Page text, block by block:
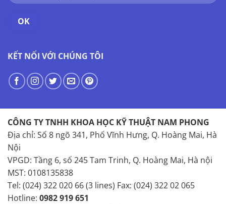
KẾT NỐI VỚI CHÚNG TÔI
CÔNG TY TNHH KHOA HỌC KỸ THUẬT NAM PHONG
Địa chỉ: Số 8 ngõ 341, Phố Vĩnh Hưng, Q. Hoàng Mai, Hà
Nội
VPGD: Tầng 6, số 245 Tam Trinh, Q. Hoàng Mai, Hà nội
MST: 0108135838
Tel: (024) 322 020 66 (3 lines) Fax: (024) 322 02 065
Hotline: 0982 919 651